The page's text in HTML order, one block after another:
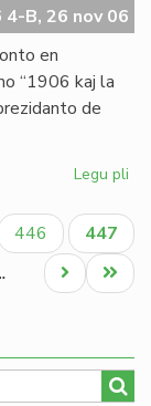
4-B, 26 nov 06
en
“1906 kaj la
de
Legu pli
kaj
la
Paĝo
446
Aktuala
paĝo
447
Last
page
Next
page